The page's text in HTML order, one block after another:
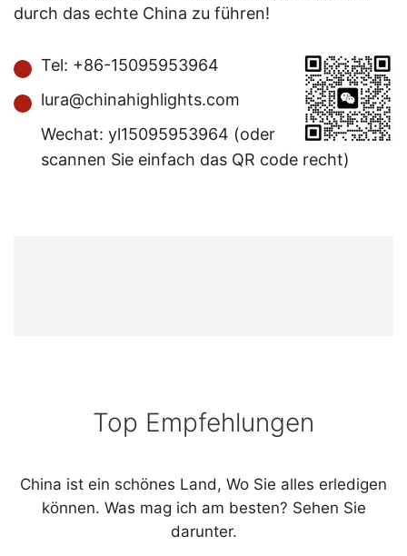
durch das echte China zu führen!
Tel: +86-15095953964
lura@chinahighlights.com
Wechat: yl15095953964 (oder
scannen Sie einfach das QR code recht)
Top Empfehlungen
China ist ein schönes Land, Wo Sie alles erledigen
können. Was mag ich am besten? Sehen Sie
darunter.